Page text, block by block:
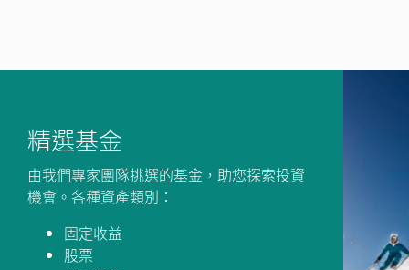
精選基金
由我們專家團隊挑選的基金，助您探索投資
機會。各種資產類別：
固定收益
股票